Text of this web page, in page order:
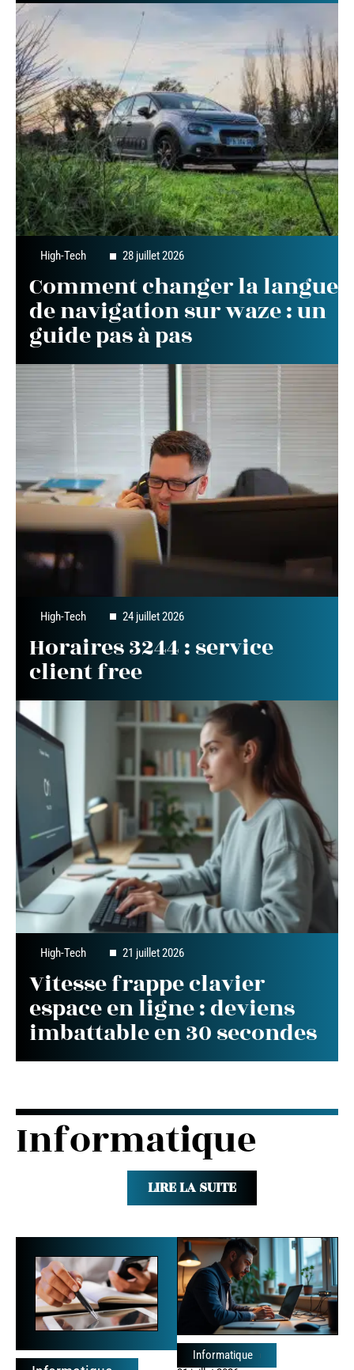
High-Tech 28 juillet 2026
Comment changer la langue
de navigation sur waze : un
guide pas à pas
High-Tech 24 juillet 2026
Horaires 3244 : service
client free
High-Tech 21 juillet 2026
Vitesse frappe clavier
espace en ligne : deviens
imbattable en 30 secondes
Informatique
LIRE LA SUITE
Informatique